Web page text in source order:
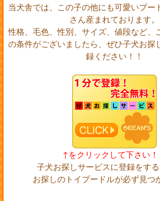
当犬舎では、この子の他にも可愛いプー
さん産まれております。
性格、毛色、性別、サイズ、値段など、
の条件がございましたら、ぜひ子犬お探
録ください！！
↑をクリックして下さい！
子犬お探しサービスに登録をする
お探しのトイプードルが必ず見つ